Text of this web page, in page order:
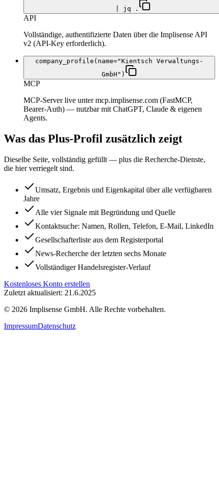
| jq .
API
Vollständige, authentifizierte Daten über die Implisense API
v2 (API-Key erforderlich).
company_profile(name="Kientsch Verwaltungs-
GmbH")
MCP
MCP-Server live unter mcp.implisense.com (FastMCP,
Bearer-Auth) — nutzbar mit ChatGPT, Claude & eigenen
Agents.
Was das Plus-Profil zusätzlich zeigt
Dieselbe Seite, vollständig gefüllt — plus die Recherche-Dienste,
die hier verriegelt sind.
Umsatz, Ergebnis und Eigenkapital über alle verfügbaren
Jahre
Alle vier Signale mit Begründung und Quelle
Kontaktsuche: Namen, Rollen, Telefon, E-Mail, LinkedIn
Gesellschafterliste aus dem Registerportal
News-Recherche der letzten sechs Monate
Vollständiger Handelsregister-Verlauf
Kostenloses Konto erstellen
Zuletzt aktualisiert: 21.6.2025
© 2026 Implisense GmbH. Alle Rechte vorbehalten.
ImpressumDatenschutz